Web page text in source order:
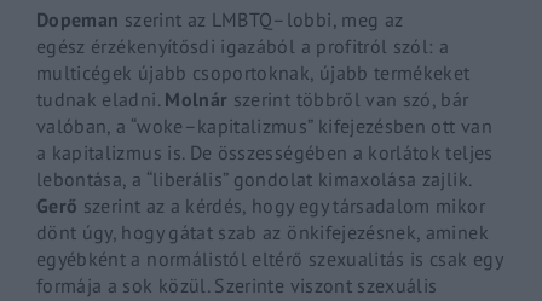
Dopeman szerint az LMBTQ– lobbi , meg az
egész érzékenyítősdi igazából a profitról szól: a
multicégek újabb csoportoknak, újabb termékeket
tudnak eladni. Molnár szerint többről van szó, bár
valóban, a “woke –kapitalizmus” kifejezésben ott van
a kapitalizmus is. De összességében a korlátok teljes
lebontása, a “liberális” gondolat kimaxolása zajlik.
Gerő szerint az a kérdés, hogy egy társadalom mikor
dönt úgy, hogy gátat szab az önkifejezésnek, aminek
egyébként a normálistól eltérő szexualitás is csak egy
formája a sok közül. Szerinte viszont szexuális